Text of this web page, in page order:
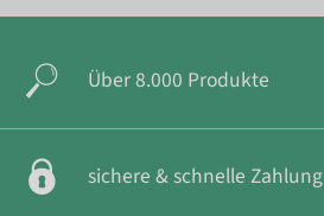
Über 8.000 Produkte
sichere & schnelle Zahlung